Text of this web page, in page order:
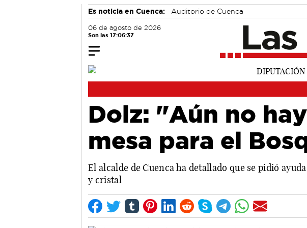
Es noticia en Cuenca: Auditorio de Cuenca
06 de agosto de 2026
Son las 17:06:37
Dolz: "Aún no
mesa para el
El alcalde de Cuenca ha detallado que se pidió
y cristal